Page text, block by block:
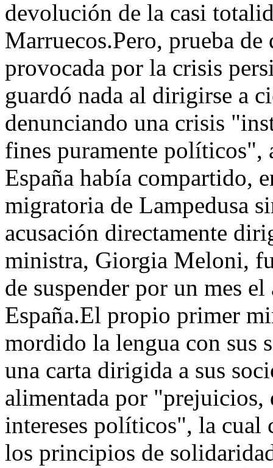
devolución de la casi
Marruecos.Pero, prueba
provocada por la crisis
guardó nada al dirigirse a
denunciando una crisis
fines puramente políticos",
España había compartido,
migratoria de Lampedusa
acusación directamente
ministra, Giorgia Meloni,
de suspender por un mes
España.El propio primer
mordido la lengua con sus
una carta dirigida a sus
alimentada por
intereses políticos", la
los principios de